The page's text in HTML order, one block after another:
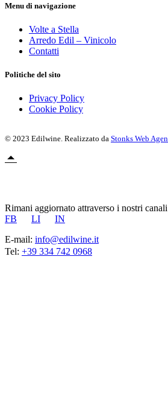
Menu di navigazione
Volte a Stella
Arredo Edil – Vinicolo
Contatti
Politiche del sito
Privacy Policy
Cookie Policy
© 2023 Edilwine. Realizzato da Stonks Web
Rimani aggiornato attraverso i nostri
FB
LI
IN
E-mail: info@edilwine.it
Tel: +39 334 742 0968